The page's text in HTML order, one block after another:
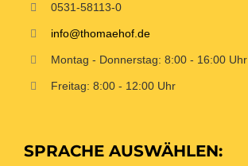
0531-58113-0
info@thomaehof.de
Montag - Donnerstag: 8:00 - 16:00 Uhr
Freitag: 8:00 - 12:00 Uhr
SPRACHE AUSWÄHLEN: